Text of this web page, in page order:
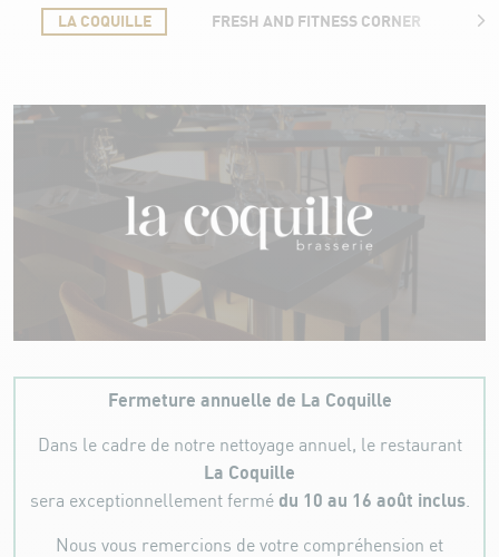
LA COQUILLE FRESH AND FITNESS CORNER
la coquille
Fermeture annuelle de La Coquille
Dans le cadre de notre nettoyage annuel, le restaurant
La Coquille
sera exceptionnellement fermé du 10 au 16 août inclus.
Nous vous remercions de votre compréhension et